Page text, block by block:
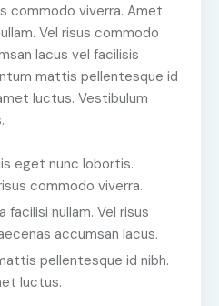
commodo viverra. Amet
Vel risus commodo
lacus vel facilisis
mattis pellentesque id
luctus. Vestibulum
eget nunc lobortis.
commodo viverra.
nullam. Vel risus
accumsan lacus.
pellentesque id nibh.
luctus.